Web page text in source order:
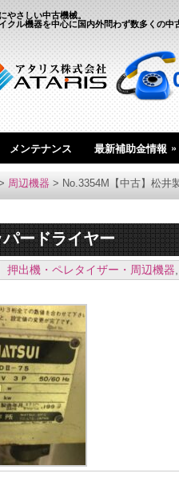
やさしい中古機械。
クル機器を中心に国内外問わず数多くの中
メンテナンス 最新補助金情報 »
周辺機器 > No.3354M【中古】松井
ードライヤー
押出機・ペレタイザー・周辺機器,